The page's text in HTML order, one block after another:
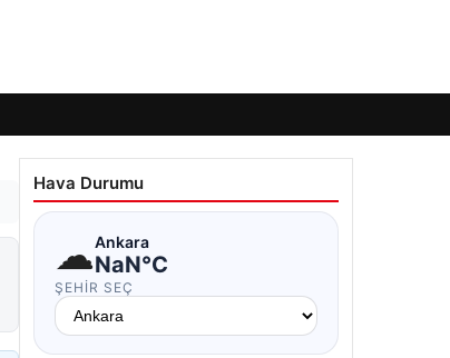
Hava Durumu
☁Ankara
NaN°C
ŞEHIR SEÇ